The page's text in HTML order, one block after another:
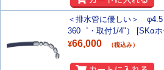
＜排水管に優しい＞
360゜・取付1/4"） [SKαホ
¥66,000 （税込み）